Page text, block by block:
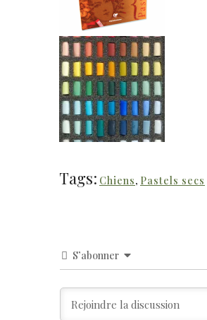
Tags: Chiens, Pastels secs
S’abonner